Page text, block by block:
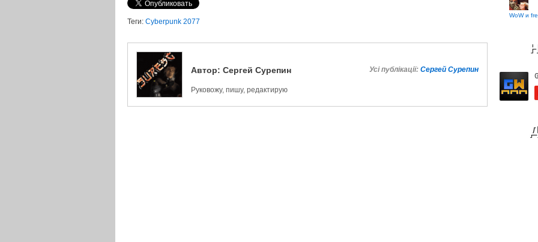
Теги: Cyberpunk 2077
Автор: Сергей Сурепин Усі публікації: Сергей Сурепин
Руковожу, пишу, редактирую
WoW и